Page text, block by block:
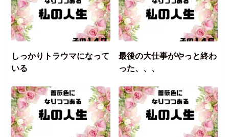
しっかりトラウマになって
いる
最後の大仕事がやっと終わ
った、、、